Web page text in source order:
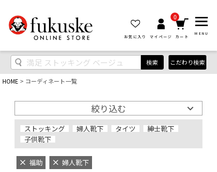
お気に入り マイページ
0
カート
MENU
検索 こだわり検索
HOME コーディネート一覧
絞り込む
ストッキング 婦人靴下 タイツ
紳士靴下
子供靴下
福助 婦人靴下